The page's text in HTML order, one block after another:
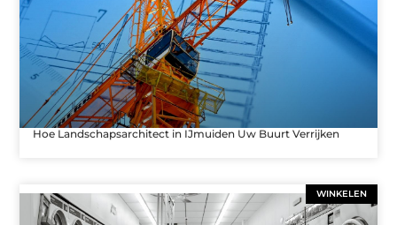
Hoe Landschapsarchitect in IJmuiden Uw Buurt Verrijken
WINKELEN